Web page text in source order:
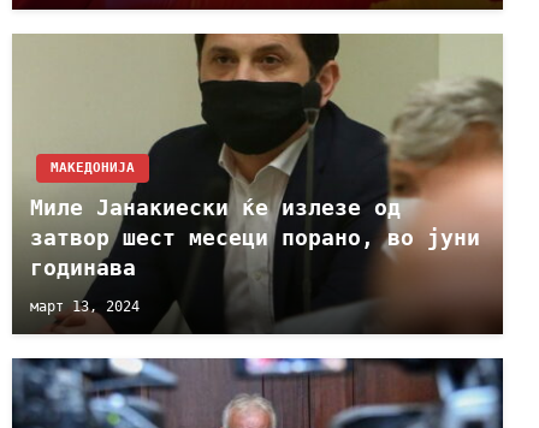
МАКЕДОНИЈА
Миле Јанакиески ќе излезе од
затвор шест месеци порано, во јуни
годинава
март 13, 2024